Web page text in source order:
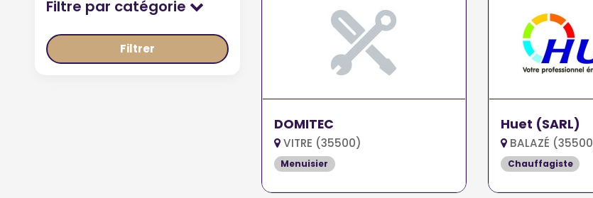
Filtre par catégorie
Filtrer
DOMITEC
VITRE (35500)
Menuisier
Huet (SARL)
BALAZÉ
Chauffagiste